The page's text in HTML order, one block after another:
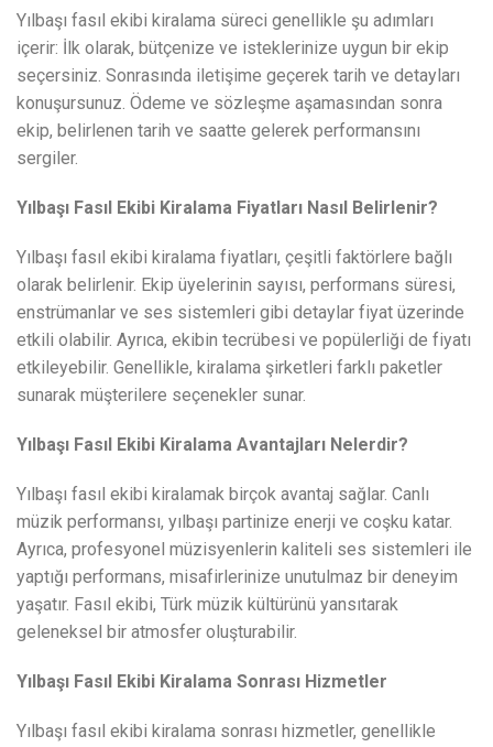
Yılbaşı fasıl ekibi kiralama süreci genellikle şu adımları
içerir: İlk olarak, bütçenize ve isteklerinize uygun bir ekip
seçersiniz. Sonrasında iletişime geçerek tarih ve detayları
konuşursunuz. Ödeme ve sözleşme aşamasından sonra
ekip, belirlenen tarih ve saatte gelerek performansını
sergiler.
Yılbaşı Fasıl Ekibi Kiralama Fiyatları Nasıl Belirlenir?
Yılbaşı fasıl ekibi kiralama fiyatları, çeşitli faktörlere bağlı
olarak belirlenir. Ekip üyelerinin sayısı, performans süresi,
enstrümanlar ve ses sistemleri gibi detaylar fiyat üzerinde
etkili olabilir. Ayrıca, ekibin tecrübesi ve popülerliği de fiyatı
etkileyebilir. Genellikle, kiralama şirketleri farklı paketler
sunarak müşterilere seçenekler sunar.
Yılbaşı Fasıl Ekibi Kiralama Avantajları Nelerdir?
Yılbaşı fasıl ekibi kiralamak birçok avantaj sağlar. Canlı
müzik performansı, yılbaşı partinize enerji ve coşku katar.
Ayrıca, profesyonel müzisyenlerin kaliteli ses sistemleri ile
yaptığı performans, misafirlerinize unutulmaz bir deneyim
yaşatır. Fasıl ekibi, Türk müzik kültürünü yansıtarak
geleneksel bir atmosfer oluşturabilir.
Yılbaşı Fasıl Ekibi Kiralama Sonrası Hizmetler
Yılbaşı fasıl ekibi kiralama sonrası hizmetler, genellikle